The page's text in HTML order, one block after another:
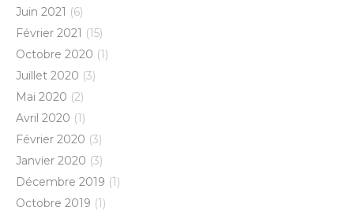
Juin 2021 (6)
Février 2021 (15)
Octobre 2020 (1)
Juillet 2020 (3)
Mai 2020 (2)
Avril 2020 (1)
Février 2020 (3)
Janvier 2020 (3)
Décembre 2019 (1)
Octobre 2019 (1)